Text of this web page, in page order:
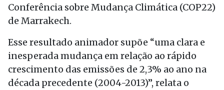
Conferência sobre Mudança Climática (COP22)
de Marrakech.
Esse resultado animador supõe “uma clara e
inesperada mudança em relação ao rápido
crescimento das emissões de 2,3% ao ano na
década precedente (2004-2013)”, relata o